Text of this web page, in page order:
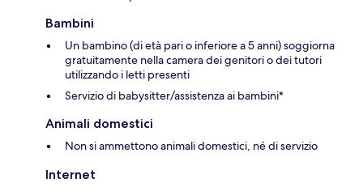
Bambini
Un bambino (di età pari o inferiore a 5 anni) soggiorna
gratuitamente nella camera dei genitori o dei tutori
utilizzando i letti presenti
Servizio di babysitter/assistenza ai bambini*
Animali domestici
Non si ammettono animali domestici, né di servizio
Internet